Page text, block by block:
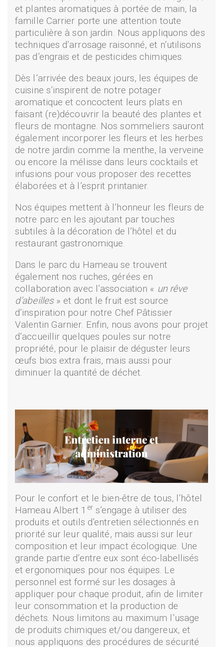
et plantes aromatiques à portée de main, la
famille Carrier porte une attention toute
particulière à son jardin. Nous appliquons des
techniques d’arrosage raisonné, et n’utilisons
pas d’engrais et de pesticides chimiques.
Dès l’arrivée des beaux jours, les équipes de
cuisine s’inspirent de notre potager
aromatique et concoctent leurs plats en
faisant (re)découvrir la beauté des plantes et
fleurs de montagne. Nos sommeliers sauront
également incorporer les fleurs et les herbes
de notre jardin comme la menthe, la verveine
ou encore la mélisse dans leurs cocktails et
infusions pour vous proposer des recettes
élaborées et à l’esprit printanier.
Nos équipes mettent à l’honneur les fleurs de
notre parc en les ajoutant par touches
subtiles à la décoration de l’hôtel et du
restaurant gastronomique.
Dans le parc du Hameau se trouvent
également nos ruches, gérées en
collaboration avec l’association « un rêve
d’abeilles» et dont le fruit est source
d’inspiration pour notre Chef Pâtissier
Valentin Garnier. Enfin, nous avons pour projet
d’accueillir quelques poules sur notre
propriété, pour le plaisir de déguster leurs
œufs bios extra frais, mais aussi pour
diminuer la quantité de déchet.
Pour le confort et le bien-être de tous, l’hôtel
Hameau Albert 1 ers’engage à utiliser des
produits et outils d’entretien sélectionnés en
priorité sur leur qualité, mais aussi sur leur
composition et leur impact écologique. Une
grande partie d’entre eux sont éco-labellisés
et ergonomiques pour nos équipes. Le
personnel est formé sur les dosages à
appliquer pour chaque produit, afin de limiter
leur consommation et la production de
déchets. Nous limitons au maximum l’usage
de produits chimiques et/ou dangereux, et
nous appliquons des procédures de sécurité